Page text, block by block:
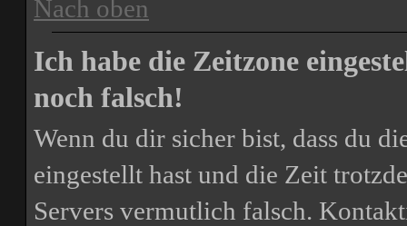
Nach oben
Ich habe die Zeitzone
noch falsch!
Wenn du dir sicher bist, dass du
eingestellt hast und die Zeit
Servers vermutlich falsch.